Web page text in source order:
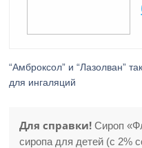
“Амброксол” и “Лазолван”
для ингаляций
Для справки! Сироп
сиропа для детей (с 2%